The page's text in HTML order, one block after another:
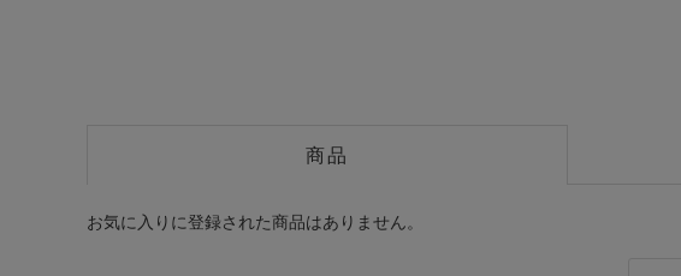
商品
お気に入りに登録された商品はありません。